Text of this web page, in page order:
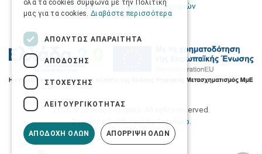
Πολιτική Ασφάλειας Πληροφοριών
2026 © Δίγκας Γ. Ιατρικά. All rights reserved.
Developed with care byTotalweb
όλα τα cookies σύμφωνα με την Πολιτική
μας για τα cookies. Διαβάστε περισσότερα
ΑΠΟΛΎΤΩΣ ΑΠΑΡΑΊΤΗΤΑ
ΑΠΌΔΟΣΗΣ
ΣΤΌΧΕΥΣΗΣ
ΛΕΙΤΟΥΡΓΙΚΌΤΗΤΑΣ
ΑΠΟΔΟΧΉ ΌΛΩΝ ΑΠΌΡΡΙΨΗ ΌΛΩΝ